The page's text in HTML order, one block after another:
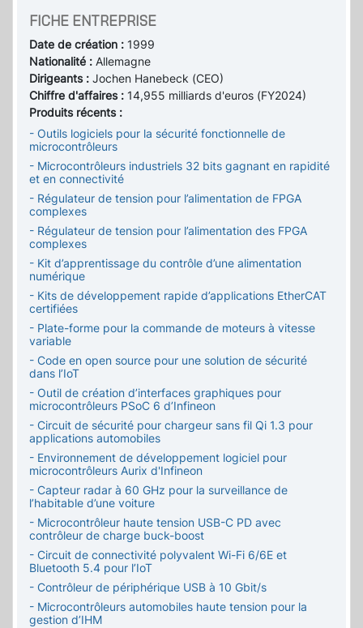
FICHE ENTREPRISE
Date de création : 1999
Nationalité : Allemagne
Dirigeants : Jochen Hanebeck (CEO)
Chiffre d'affaires : 14,955 milliards d'euros (FY2024)
Produits récents :
- Outils logiciels pour la sécurité fonctionnelle de
microcontrôleurs
- Microcontrôleurs industriels 32 bits gagnant en rapidité
et en connectivité
- Régulateur de tension pour l’alimentation de FPGA
complexes
- Régulateur de tension pour l’alimentation des FPGA
complexes
- Kit d’apprentissage du contrôle d’une alimentation
numérique
- Kits de développement rapide d’applications EtherCAT
certifiées
- Plate-forme pour la commande de moteurs à vitesse
variable
- Code en open source pour une solution de sécurité
dans l’IoT
- Outil de création d’interfaces graphiques pour
microcontrôleurs PSoC 6 d’Infineon
- Circuit de sécurité pour chargeur sans fil Qi 1.3 pour
applications automobiles
- Environnement de développement logiciel pour
microcontrôleurs Aurix d'Infineon
- Capteur radar à 60 GHz pour la surveillance de
l’habitable d’une voiture
- Microcontrôleur haute tension USB-C PD avec
contrôleur de charge buck-boost
- Circuit de connectivité polyvalent Wi-Fi 6/6E et
Bluetooth 5.4 pour l’IoT
- Contrôleur de périphérique USB à 10 Gbit/s
- Microcontrôleurs automobiles haute tension pour la
gestion d’IHM